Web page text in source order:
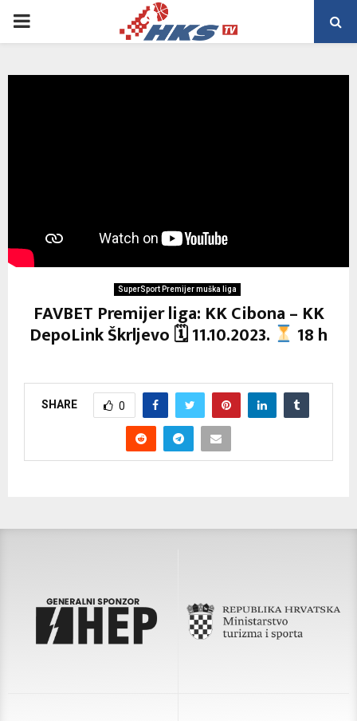
PRIMARY
SuperSport Premijer muška liga
FAVBET Premijer liga: KK Cibona – KK
DepoLink Škrljevo 🗓 11.10.2023. 18 h
SHARE 0